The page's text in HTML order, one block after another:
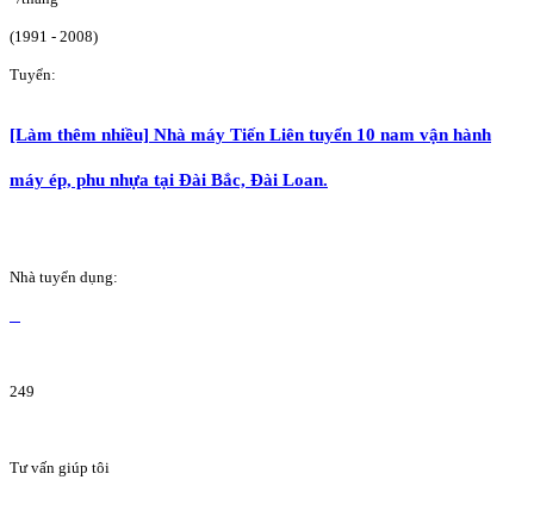
(1991 - 2008)
Tuyển:
[Làm thêm nhiều] Nhà máy Tiến Liên tuyển 10 nam vận hành
máy ép, phu nhựa tại Đài Bắc, Đài Loan.
Nhà tuyển dụng:
249
Tư vấn giúp tôi